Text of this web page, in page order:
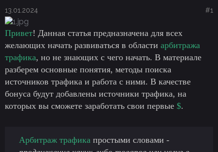
13.01.2024 #1
Привет! Данная статья предназначена для всех
желающих начать развиваться в области арбитража
трафика, но не знающих с чего начать. В материале
разберем основные понятия, методы поиска
источников трафика и работа с ними. В качестве
бонуса будут добавлены источники трафика, на
которых вы сможете заработать свои первые $.
Арбитраж трафика простыми словами -